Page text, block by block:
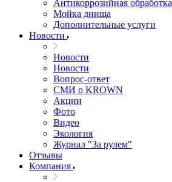
Антикоррозийная обработка
Мойка днища
Дополнительные услуги
Новости
Новости
Новости
Вопрос-ответ
СМИ о KROWN
Акции
Фото
Видео
Экология
Журнал "За рулем"
Отзывы
Компания